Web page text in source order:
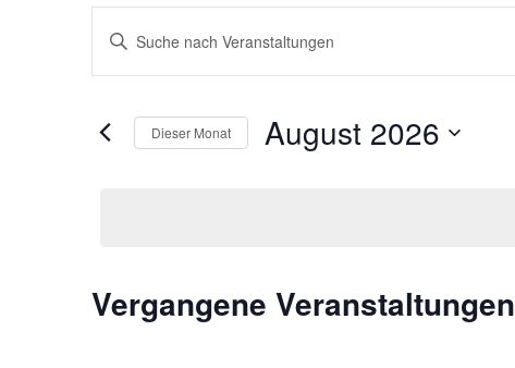
Veranstaltungen
Suche
und
Navigation
Bitte
Schlüsselwort
eingeben.
nach
Dieser Monat August 2026
Kalender
von
Vergangene Veranstaltungen